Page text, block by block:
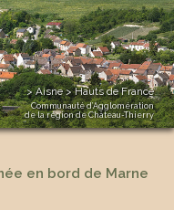
> Aisne > Hauts de France
Communauté d’Agglomération
de la région de Château-Thierry
en bord de Marne